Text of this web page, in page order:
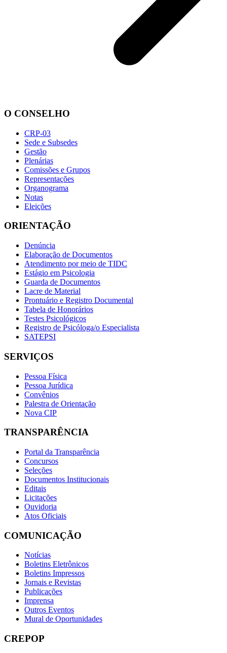
O CONSELHO
CRP-03
Sede e Subsedes
Gestão
Plenárias
Comissões e Grupos
Representações
Organograma
Notas
Eleições
ORIENTAÇÃO
Denúncia
Elaboração de Documentos
Atendimento por meio de TIDC
Estágio em Psicologia
Guarda de Documentos
Lacre de Material
Prontuário e Registro Documental
Tabela de Honorários
Testes Psicológicos
Registro de Psicóloga/o Especialista
SATEPSI
SERVIÇOS
Pessoa Física
Pessoa Jurídica
Convênios
Palestra de Orientação
Nova CIP
TRANSPARÊNCIA
Portal da Transparência
Concursos
Seleções
Documentos Institucionais
Editais
Licitações
Ouvidoria
Atos Oficiais
COMUNICAÇÃO
Notícias
Boletins Eletrônicos
Boletins Impressos
Jornais e Revistas
Publicações
Imprensa
Outros Eventos
Mural de Oportunidades
CREPOP